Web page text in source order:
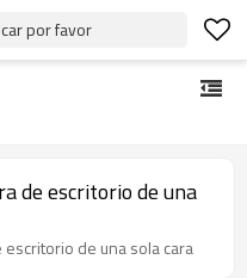
por favor
de escritorio de una
de una sola cara